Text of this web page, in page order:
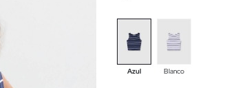
Azul Blanco